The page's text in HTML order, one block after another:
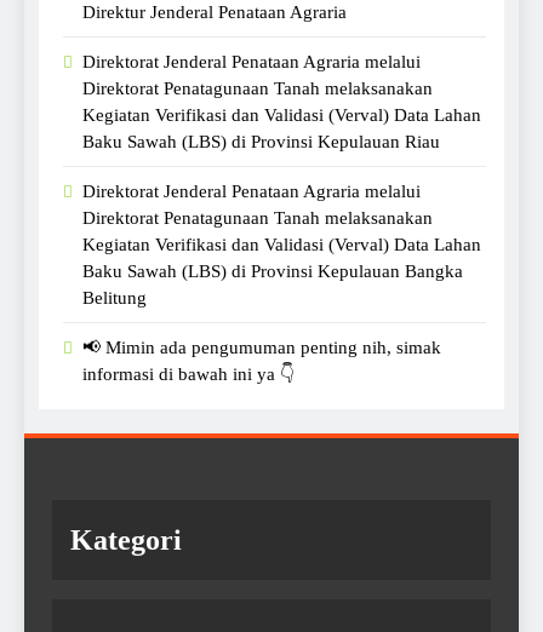
Direktur Jenderal Penataan Agraria
Direktorat Jenderal Penataan Agraria melalui
Direktorat Penatagunaan Tanah melaksanakan
Kegiatan Verifikasi dan Validasi (Verval) Data Lahan
Baku Sawah (LBS) di Provinsi Kepulauan Riau
Direktorat Jenderal Penataan Agraria melalui
Direktorat Penatagunaan Tanah melaksanakan
Kegiatan Verifikasi dan Validasi (Verval) Data Lahan
Baku Sawah (LBS) di Provinsi Kepulauan Bangka
Belitung
📢 Mimin ada pengumuman penting nih, simak
informasi di bawah ini ya 👇
Kategori